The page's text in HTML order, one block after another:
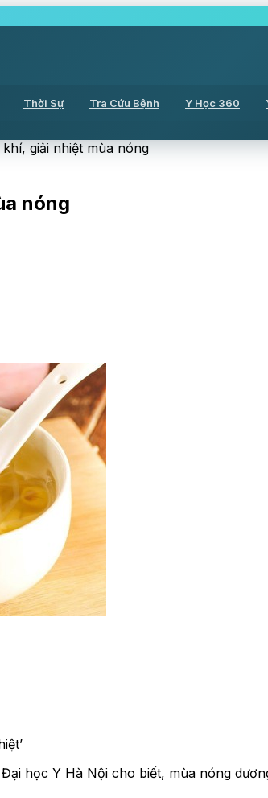
Thời Sự Tra Cứu Bệnh Y Học 360
giải nhiệt mùa nóng
nóng
học Y Hà Nội cho biết, mùa nóng